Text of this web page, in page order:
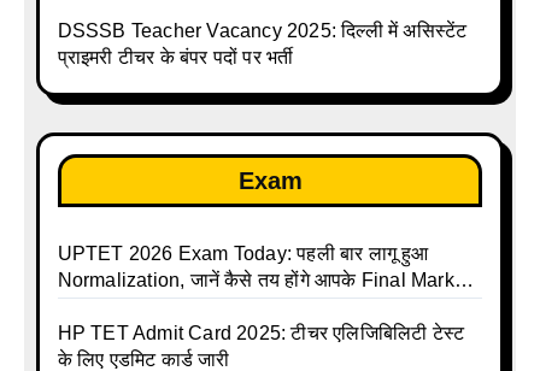
DSSSB Teacher Vacancy 2025: दिल्ली में असिस्टेंट
प्राइमरी टीचर के बंपर पदों पर भर्ती
Exam
UPTET 2026 Exam Today: पहली बार लागू हुआ
Normalization, जानें कैसे तय होंगे आपके Final Marks
HP TET Admit Card 2025: टीचर एलिजिबिलिटी टेस्ट
के लिए एडमिट कार्ड जारी